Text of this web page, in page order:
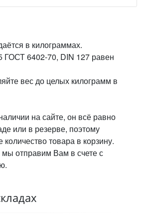
в килограммах.
6402-70, DIN 127 равен
вес до целых килограмм в
на сайте, он всё равно
или в резерве, поэтому
товара в корзину.
мы отправим Вам в счете с